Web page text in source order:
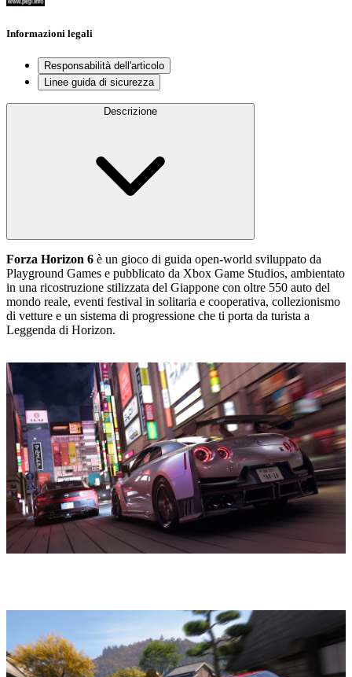
Informazioni legali
Responsabilità dell'articolo
Linee guida di sicurezza
Descrizione
Forza Horizon 6 è un gioco di guida open‑world sviluppato da
Playground Games e pubblicato da Xbox Game Studios, ambientato
in una ricostruzione stilizzata del Giappone con oltre 550 auto del
mondo reale, eventi festival in solitaria e cooperativa, collezionismo
di vetture e un sistema di progressione che ti porta da turista a
Leggenda di Horizon.